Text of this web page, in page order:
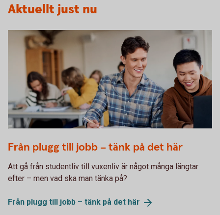
Aktuellt just nu
Från plugg till jobb – tänk på det här
Att gå från studentliv till vuxenliv är något många längtar
efter – men vad ska man tänka på?
Från plugg till jobb – tänk på det här